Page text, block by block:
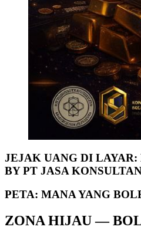
JEJAK UANG DI LAYAR:
BY PT JASA
PETA: MANA YANG
ZONA HIJAU —